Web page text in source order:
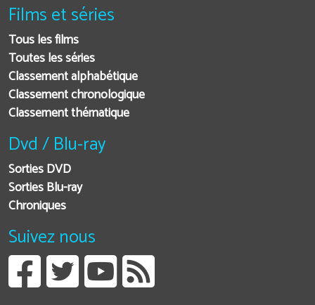
Films et séries
Tous les films
Toutes les séries
Classement alphabétique
Classement chronologique
Classement thématique
Dvd / Blu-ray
Sorties DVD
Sorties Blu-ray
Chroniques
Suivez nous